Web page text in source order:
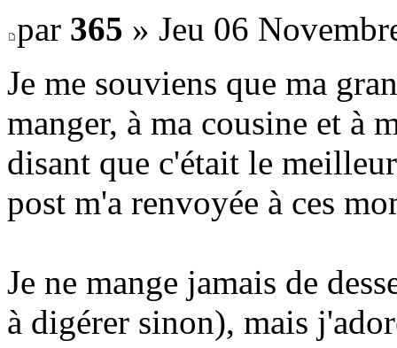
par 365 » Jeu 06
Je me souviens que ma
manger, à ma cousine et à
disant que c'était le
post m'a renvoyée à ces
Je ne mange jamais de
à digérer sinon), mais